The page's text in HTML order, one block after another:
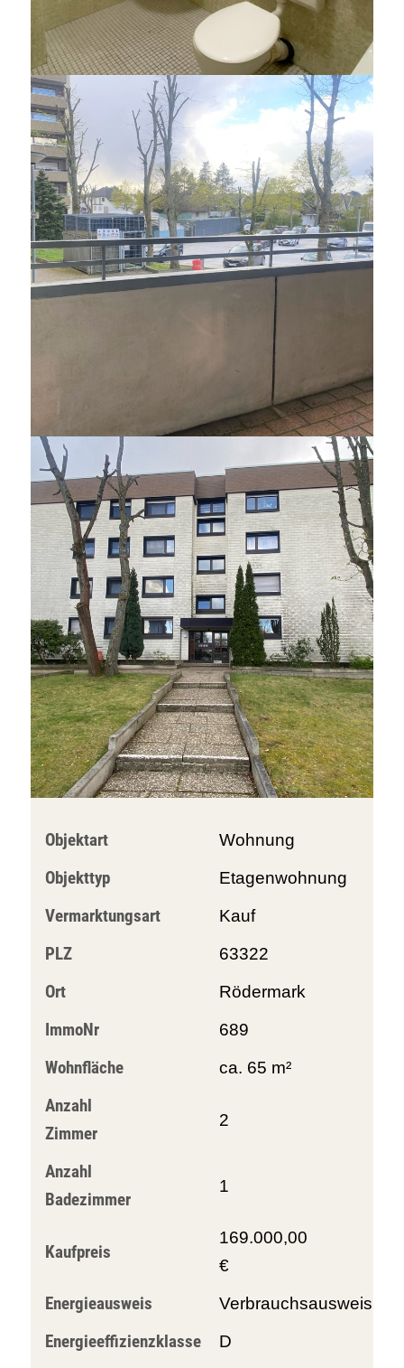
Objektart Wohnung
Objekttyp Etagenwohnung
Vermarktungsart Kauf
PLZ 63322
Ort Rödermark
ImmoNr 689
Wohnfläche ca. 65 m²
Anzahl
Zimmer
2
Anzahl
Badezimmer
1
Kaufpreis
169.000,00
€
Energieausweis Verbrauchsausweis
Energieeffizienzklasse D